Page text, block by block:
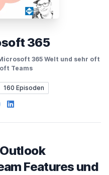
365
365 Welt und sehr oft
Teams
160 Episoden
LinkedIn
Features und